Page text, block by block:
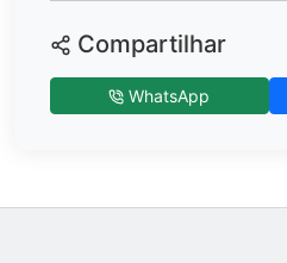
Compartilhar
WhatsApp